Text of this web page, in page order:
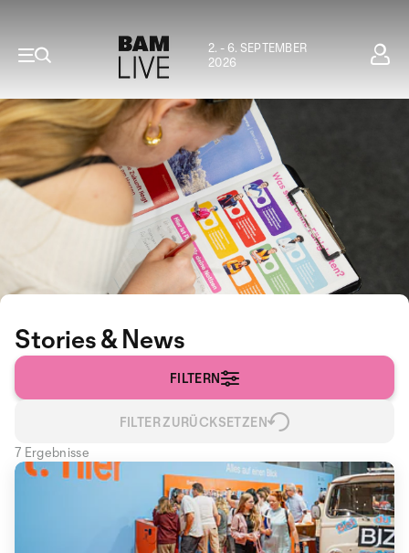
2. - 6. SEPTEMBER
2026
Stories & News
FILTERN
FILTER ZURÜCKSETZEN
7 Ergebnisse